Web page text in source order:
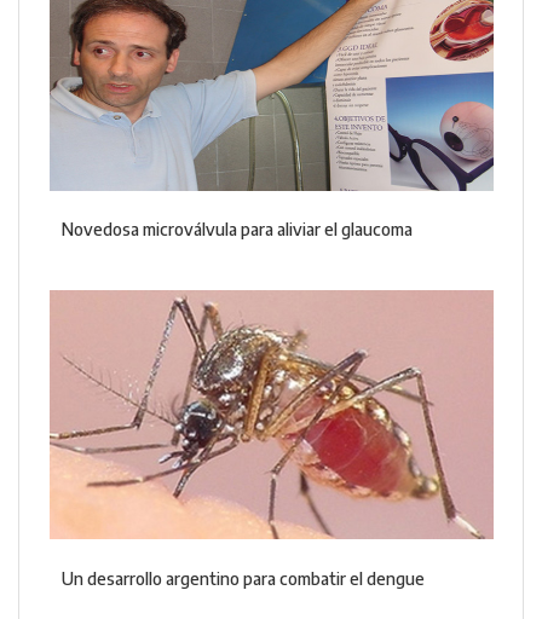
Novedosa microválvula para aliviar el glaucoma
Un desarrollo argentino para combatir el dengue